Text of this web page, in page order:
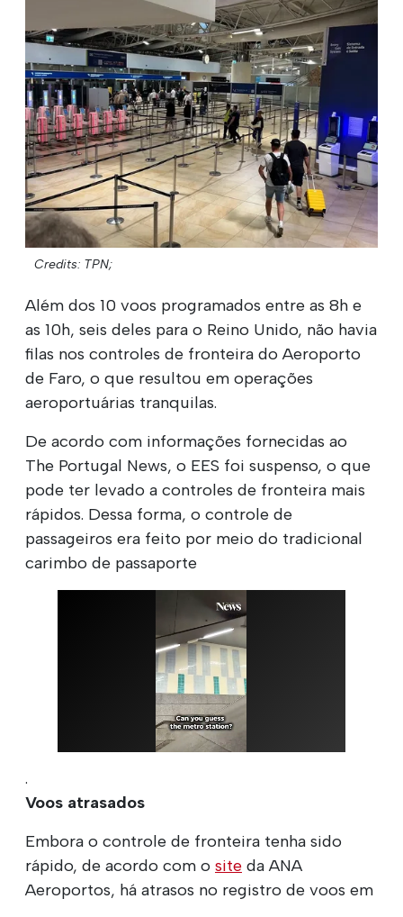
Credits: TPN;
Além dos 10 voos programados entre as 8h e
as 10h, seis deles para o Reino Unido, não havia
filas nos controles de fronteira do Aeroporto
de Faro, o que resultou em operações
aeroportuárias tranquilas.
De acordo com informações fornecidas ao
The Portugal News, o EES foi suspenso, o que
pode ter levado a controles de fronteira mais
rápidos. Dessa forma, o controle de
passageiros era feito por meio do tradicional
carimbo de passaporte
.
Voos atrasados
Embora o controle de fronteira tenha sido
rápido, de acordo com o site da ANA
Aeroportos, há atrasos no registro de voos em